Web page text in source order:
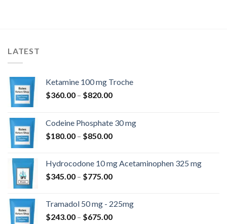
LATEST
Ketamine 100 mg Troche
$360.00 – $820.00Rozpětí
až
$820.00
Codeine Phosphate 30 mg
$180.00 – $850.00Rozpětí
až
$850.00
Hydrocodone 10 mg Acetaminophen 325 mg
$345.00 – $775.00Rozpětí
až
$775.00
Tramadol 50 mg - 225mg
$243.00 – $675.00Rozpětí